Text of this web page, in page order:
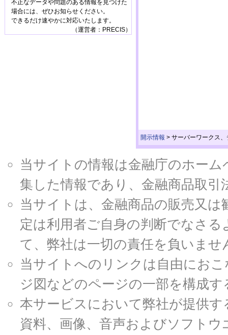
開示情報 > サーバーワークス
不正なデータや問題のある情報を見つけた
場合には、ぜひお知らせください。
できるだけ速やかに対応いたします。
（運営者：PRECIS）
当サイトの情報は金融庁のホー
集した情報であり、金融商品取
当サイトは、金融商品の販売又
定は利用者ご自身の判断でなさ
て、弊社は一切の責任を負いませ
当サイトへのリンクは自由にお
ジ図などのページの一部を構成
本サービスにおいて弊社が提供
資料、画像、音声およびソフト